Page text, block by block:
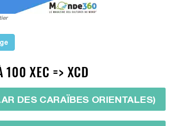
100 XEC => XCD
DES CARAÏBES ORIENTALES)